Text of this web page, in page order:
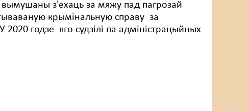
з'ехаць за мяжу пад пагрозай
крымінальную справу за
годзе яго судзілі па адміністрацыйных